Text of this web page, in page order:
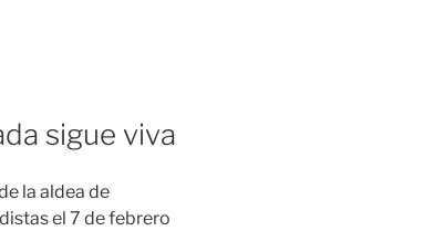
sigue viva
la aldea de
el 7 de febrero